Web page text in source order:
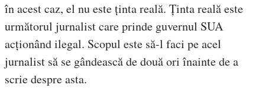
în acest caz, el nu este ținta reală. Ținta reală este
următorul jurnalist care prinde guvernul SUA
acționând ilegal. Scopul este să-l faci pe acel
jurnalist să se gândească de două ori înainte de a
scrie despre asta.